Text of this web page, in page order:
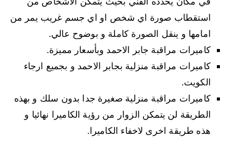
استقطاب صورة اي شخص او اي جسم غريب يمر من
امامها و ينقل الصورة كاملة و بوضوح عالي.
كاميرات مراقبة جابر الاحمد وبأسعار مميزة.
كاميرات مراقبة منزلية بجابر الاحمد و بجميع ارجاء
الكويت.
كاميرات مراقبة منزلية صغيرة جدا بدون سلك و بهذه
الطريقة لن يتمكن الزوار من رؤية الكاميرا نهائيا و
هذه طريقة اخرى لاخفاء الكاميرا.